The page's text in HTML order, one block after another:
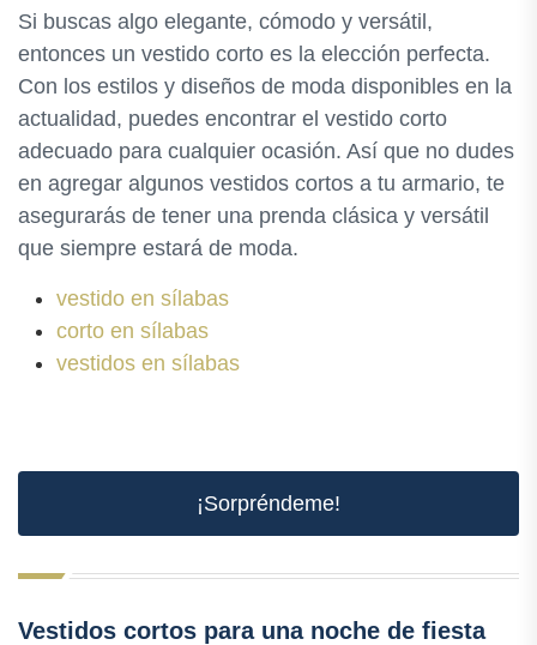
Si buscas algo elegante, cómodo y versátil,
entonces un vestido corto es la elección perfecta.
Con los estilos y diseños de moda disponibles en la
actualidad, puedes encontrar el vestido corto
adecuado para cualquier ocasión. Así que no dudes
en agregar algunos vestidos cortos a tu armario, te
asegurarás de tener una prenda clásica y versátil
que siempre estará de moda.
vestido en sílabas
corto en sílabas
vestidos en sílabas
¡Sorpréndeme!
Vestidos cortos para una noche de fiesta